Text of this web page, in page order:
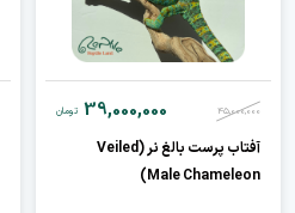
45,000,000
39,000,000 تومان
آفتاب پرست بالغ نر (Veiled
Male Chameleon)